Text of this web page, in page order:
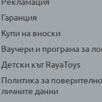
Гаранция
Купи на вноски
Ваучери и програма за
Детски кът RayaToys
Политика за
личните данни